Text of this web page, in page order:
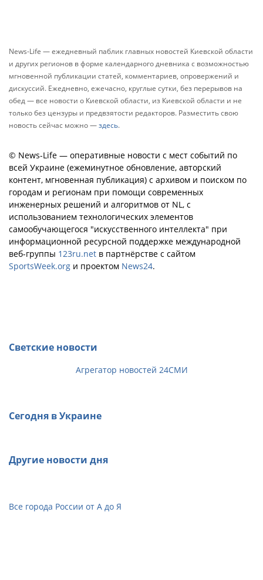
News-Life — ежедневный паблик главных новостей Киевской области
и других регионов в форме календарного дневника с возможностью
мгновенной публикации статей, комментариев, опровержений и
дискуссий. Ежедневно, ежечасно, круглые сутки, без перерывов на
обед — все новости о Киевской области, из Киевской области и не
только без цензуры и предвзятости редакторов. Разместить свою
новость сейчас можно —здесь.
© News-Life — оперативные новости с мест событий по
всей Украине (ежеминутное обновление, авторский
контент, мгновенная публикация) с архивом и поиском по
городам и регионам при помощи современных
инженерных решений и алгоритмов от NL, с
использованием технологических элементов
самообучающегося "искусственного интеллекта" при
информационной ресурсной поддержке международной
веб-группы 123ru.net в партнёрстве с сайтом
SportsWeek.org и проектом News24.
Светские новости
Агрегатор новостей 24СМИ
Сегодня в Украине
Другие новости дня
Все города России от А до Я